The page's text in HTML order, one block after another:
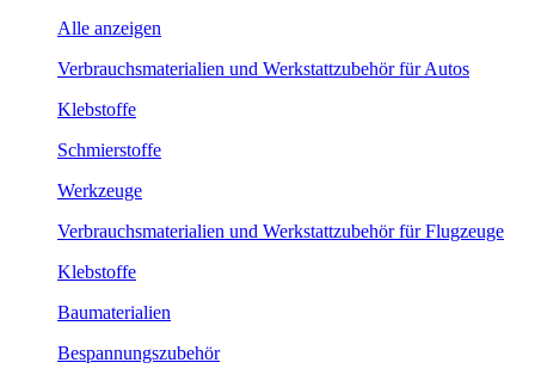
Alle anzeigen
Verbrauchsmaterialien und Werkstattzubehör für Autos
Klebstoffe
Schmierstoffe
Werkzeuge
Verbrauchsmaterialien und Werkstattzubehör für Flugzeuge
Klebstoffe
Baumaterialien
Bespannungszubehör